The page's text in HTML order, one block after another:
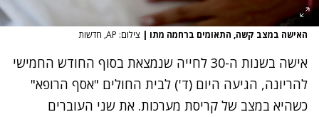
האישה במצב קשה, התאומים ברחמה מתו | צילום: AP, חדשות
אישה בשנות ה-30 לחייה שנמצאת בסוף החודש החמישי
להריונה, הגיעה היום (ד') לבית החולים "אסף הרופא"
כשהיא במצב של קריסת מערכות. את שני העוברים